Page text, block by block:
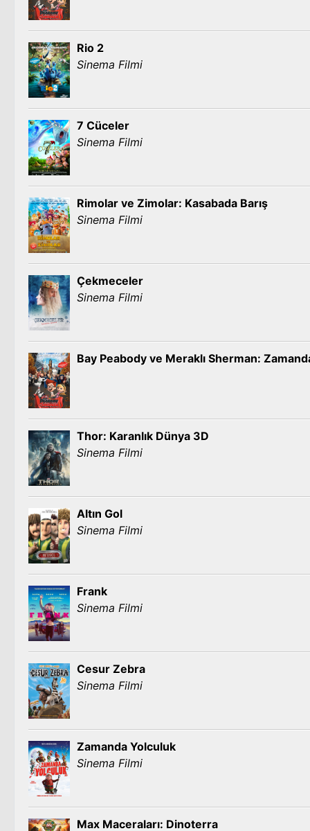
Rio 2
Sinema Filmi
7 Cüceler
Sinema Filmi
Rimolar ve Zimolar: Kasabada Barış
Sinema Filmi
Çekmeceler
Sinema Filmi
Bay Peabody ve Meraklı Sherman:
Thor: Karanlık Dünya 3D
Sinema Filmi
Altın Gol
Sinema Filmi
Frank
Sinema Filmi
Cesur Zebra
Sinema Filmi
Zamanda Yolculuk
Sinema Filmi
Max Maceraları: Dinoterra